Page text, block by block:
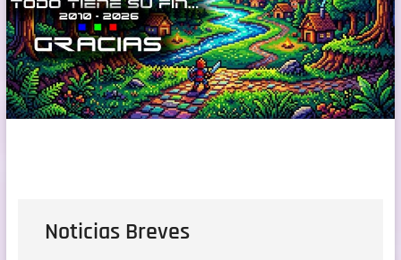
Noticias Breves